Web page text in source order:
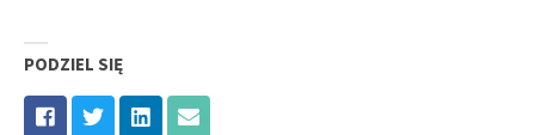
PODZIEL SIĘ